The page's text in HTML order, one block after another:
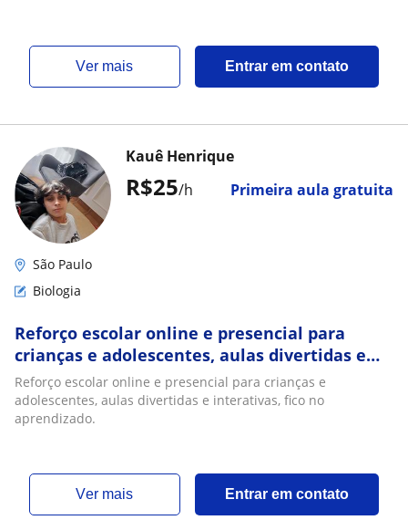
ver mais Entrar em contato
R$25/h Primeira aula gratuita
Kauê Henrique
São Paulo
Biologia
Reforço escolar online e presencial para
crianças e adolescentes, aulas divertidas e
interativas, foco no aprendizado
Reforço escolar online e presencial para crianças e
adolescentes, aulas divertidas e interativas, fico no
aprendizado.
ver mais Entrar em contato